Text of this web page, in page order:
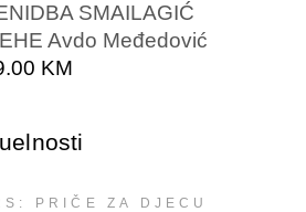
SMAILAGIĆ
Avdo Međedović
KM
PRIČE ZA DJECU